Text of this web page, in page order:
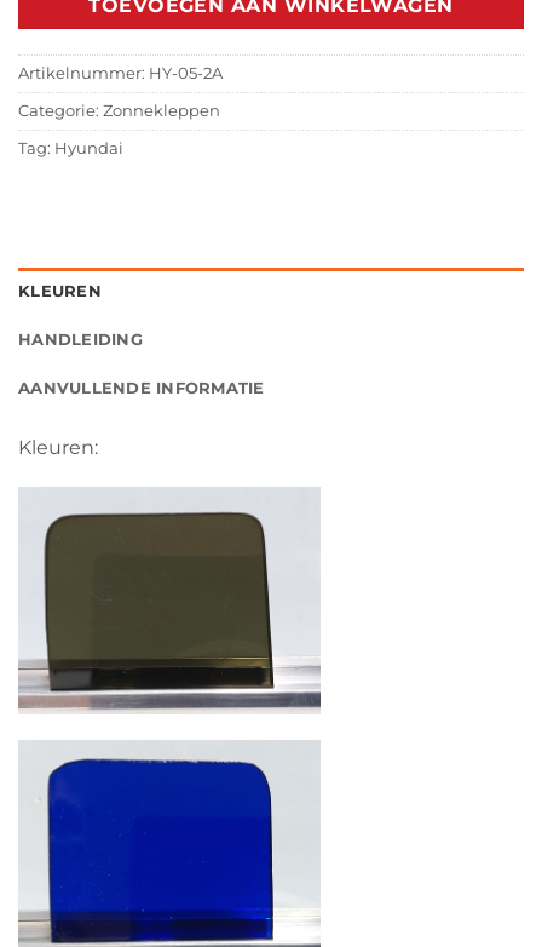
TOEVOEGEN AAN WINKELWAGEN
Artikelnummer: HY-05-2A
Categorie: Zonnekleppen
Tag: Hyundai
KLEUREN
HANDLEIDING
AANVULLENDE INFORMATIE
Kleuren: